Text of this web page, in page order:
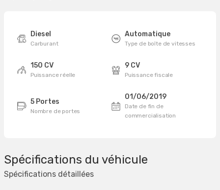
Diesel
Carburant
Automatique
Type de boîte de vitesses
150 CV
Puissance réelle
9 CV
Puissance fiscale
5 Portes
Nombre de portes
01/06/2019
Date de fin de
commercialisation
Spécifications du véhicule
Spécifications détaillées